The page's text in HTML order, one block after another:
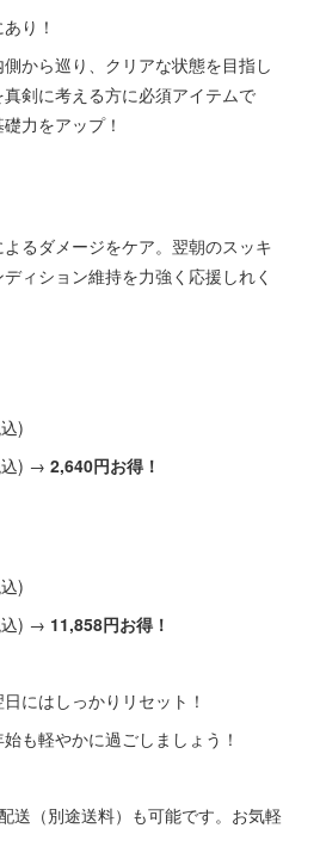
り！
から巡り、クリアな状態を目指し
剣に考える方に必須アイテムで
力をアップ！
るダメージをケア。翌朝のスッキ
ィション維持を力強く応援しれく
)
込) → 2,640円お得！
)
込) → 11,858円お得！
にはしっかりリセット！
も軽やかに過ごしましょう！
送（別途送料）も可能です。お気軽